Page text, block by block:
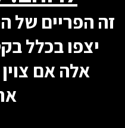
זה הפריים של
יצפו בכלל
אלה אם